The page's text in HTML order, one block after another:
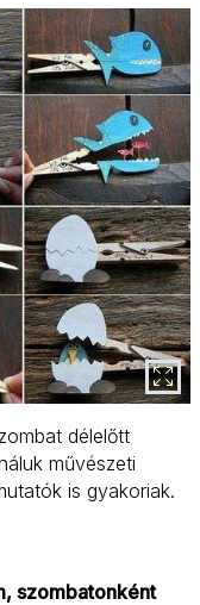
délelőtt
művészeti
is gyakoriak.
szombatonként